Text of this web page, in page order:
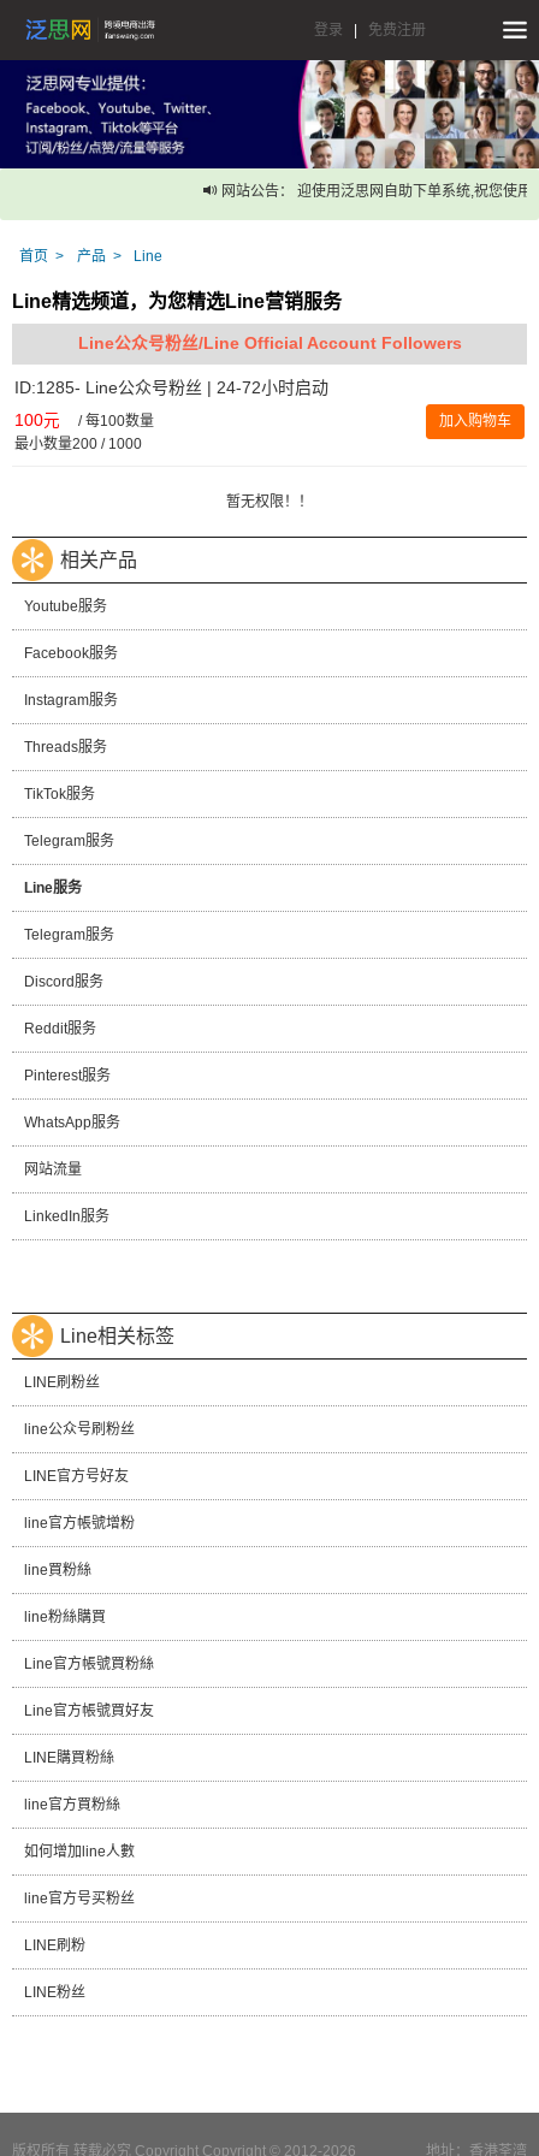
登录 免费注册
网站公告： 迎使用泛思网自助下单系统,祝您使用
首页 产品 Line
Line精选频道，为您精选Line营销服务
Line公众号粉丝/Line Official Account Followers
ID:1285- Line公众号粉丝 | 24-72小时启动
100元 /每100数量
最小数量200 / 1000
加入购物车
暂无权限！！
相关产品
Youtube服务
Facebook服务
Instagram服务
Threads服务
TikTok服务
Telegram服务
Line服务
Telegram服务
Discord服务
Reddit服务
Pinterest服务
WhatsApp服务
网站流量
LinkedIn服务
Line相关标签
LINE刷粉丝
line公众号刷粉丝
LINE官方号好友
line官方帳號增粉
line買粉絲
line粉絲購買
Line官方帳號買粉絲
Line官方帳號買好友
LINE購買粉絲
line官方買粉絲
如何增加line人數
line官方号买粉丝
LINE刷粉
LINE粉丝
地址：香港荃湾
版权所有 转载必究 Copyright Copyright © 2012-2026